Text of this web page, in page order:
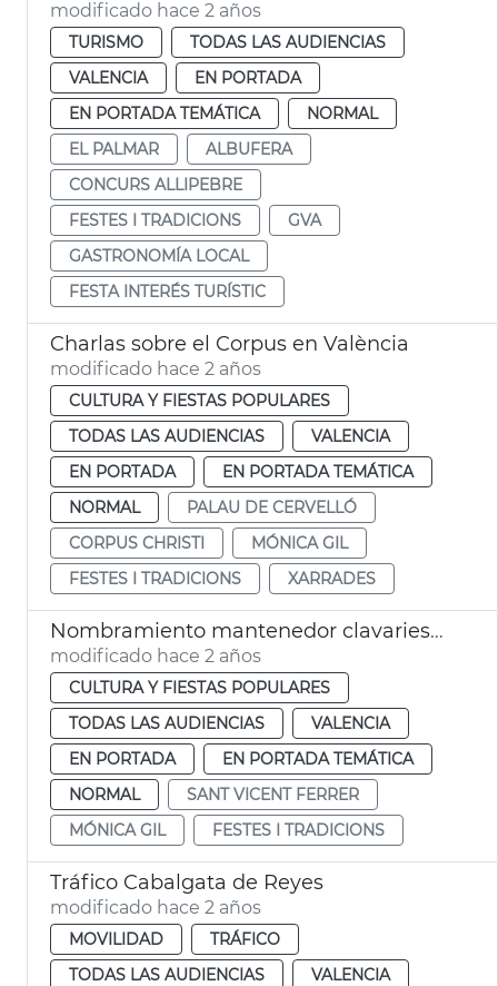
modificado hace 2 años
TURISMO
TODAS LAS AUDIENCIAS
VALENCIA
EN PORTADA
EN PORTADA TEMÁTICA
NORMAL
EL PALMAR
ALBUFERA
CONCURS ALLIPEBRE
FESTES I TRADICIONS
GVA
GASTRONOMÍA LOCAL
FESTA INTERÉS TURÍSTIC
Charlas sobre el Corpus en València
modificado hace 2 años
CULTURA Y FIESTAS POPULARES
TODAS LAS AUDIENCIAS
VALENCIA
EN PORTADA
EN PORTADA TEMÁTICA
NORMAL
PALAU DE CERVELLÓ
CORPUS CHRISTI
MÓNICA GIL
FESTES I TRADICIONS
XARRADES
Nombramiento mantenedor clavariesa vicentina
modificado hace 2 años
CULTURA Y FIESTAS POPULARES
TODAS LAS AUDIENCIAS
VALENCIA
EN PORTADA
EN PORTADA TEMÁTICA
NORMAL
SANT VICENT FERRER
MÓNICA GIL
FESTES I TRADICIONS
Tráfico Cabalgata de Reyes
modificado hace 2 años
MOVILIDAD
TRÁFICO
TODAS LAS AUDIENCIAS
VALENCIA